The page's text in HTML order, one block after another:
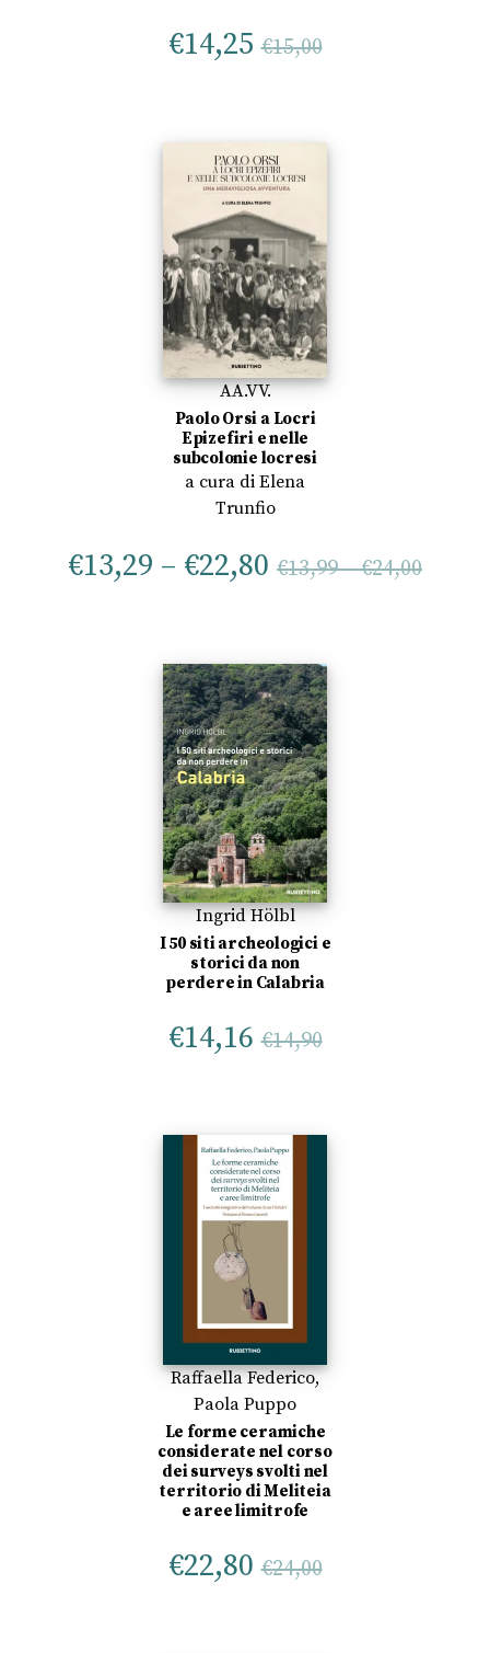
€14,25 €15,00
AA.VV.
Paolo Orsi a Locri
Epizefiri e nelle
subcolonie locresi
a cura di Elena
Trunfio
€13,29 – €22,80 €13,99–€24,00
Ingrid Hölbl
I 50 siti archeologici e
storici da non
perdere in Calabria
€14,16 €14,90
Raffaella Federico,
Paola Puppo
Le forme ceramiche
considerate nel corso
dei surveys svolti nel
territorio di Meliteia
e aree limitrofe
€22,80 €24,00